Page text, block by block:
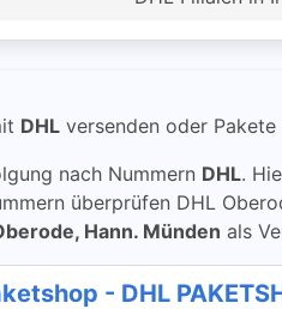
DHL versenden oder
nach Nummern DHL.
überprüfen DHL
Hann. Münden als
- DHL